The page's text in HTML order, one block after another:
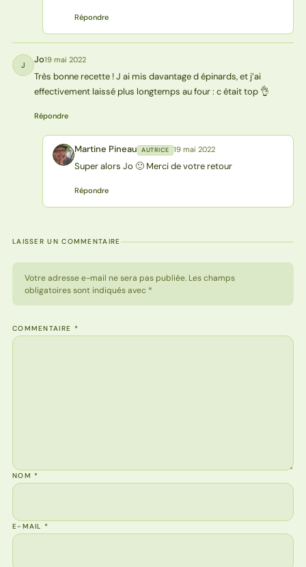
Répondre
J Jo19 mai 2022
Très bonne recette ! J ai mis davantage d épinards, et j’ai
effectivement laissé plus longtemps au four : c était top 👌
Répondre
MP Martine Pineau AUTRICE 19 mai 2022
Super alors Jo 🙂 Merci de votre retour
Répondre
LAISSER UN COMMENTAIRE
Votre adresse e-mail ne sera pas publiée. Les champs
obligatoires sont indiqués avec *
COMMENTAIRE *
NOM*
E-MAIL*